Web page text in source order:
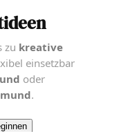
zu kreative
einsetzbar
oder
.